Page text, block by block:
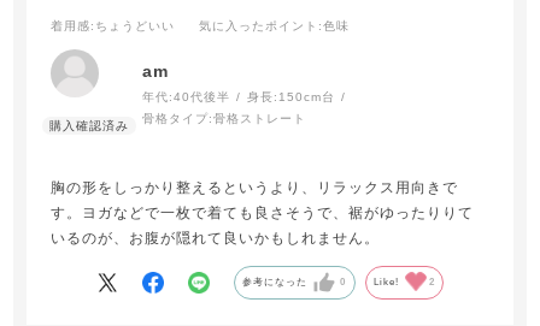
着用感:ちょうどいい 気に入ったポイント :色味
am
年代:40代後半 身長: 150cm台
骨格タイプ:骨格ストレート
胸の形をしっかり整えるというより、リラックス用向きで
す。ヨガなどで一枚で着ても良さそうで、裾がゆったりりて
いるのが、お腹が隠れて良いかもしれません。
参考になった 0 Like! 2